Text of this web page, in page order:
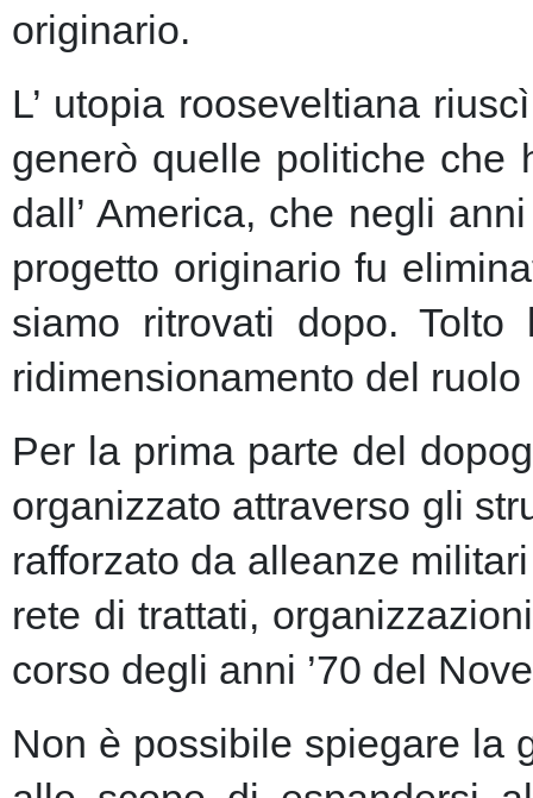
originario.
L’ utopia rooseveltiana
generò quelle politiche che
dall’ America, che negli
progetto originario fu
siamo ritrovati dopo.
ridimensionamento del
Per la prima parte del
organizzato attraverso gli
rafforzato da alleanze
rete di trattati,
corso degli anni ’70 del
Non è possibile spiegare la